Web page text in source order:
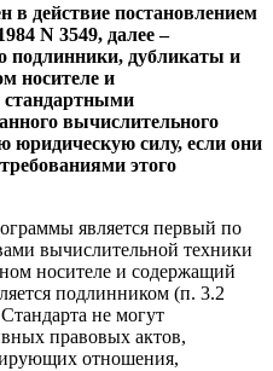
в действие постановлением
N 3549, далее –
подлинники, дубликаты и
носителе и
вычислительного
юридическую силу, если они
этого
является первый по
вычислительной техники
носителе и содержащий
подлинником (п. 3.2
не могут
правовых актов,
отношения,